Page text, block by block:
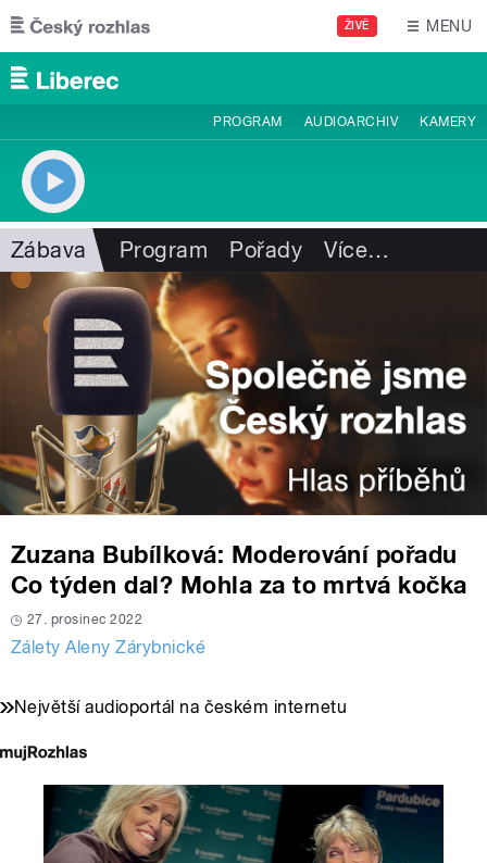
Přejít k hlavnímu obsahu
ŽIVĚ MENU
PROGRAM AUDIOARCHIV KAMERY
Zábava Program Pořady Více…
Zuzana Bubílková: Moderování pořadu
Co týden dal? Mohla za to mrtvá kočka
27. prosinec 2022
Zálety Aleny Zárybnické
Největší audioportál na českém internetu